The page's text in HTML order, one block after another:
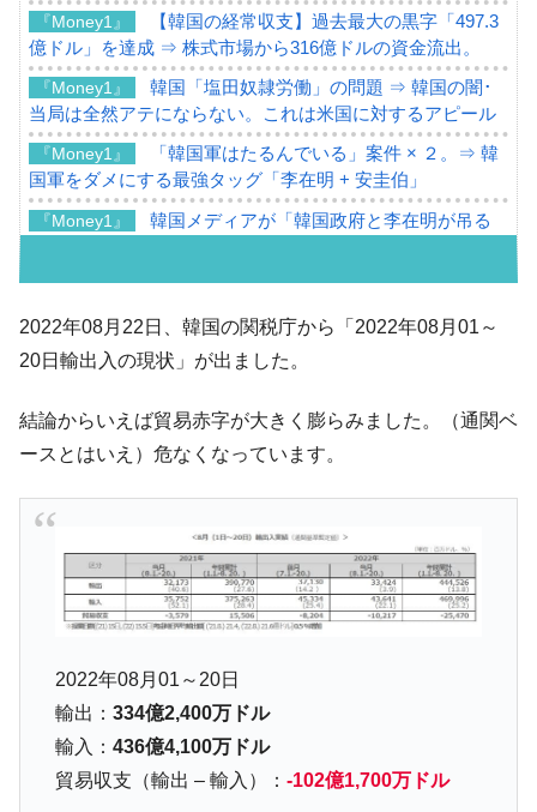
『Money1』
【韓国の経常収支】過去最大の黒字「497.3
億ドル」を達成 ⇒ 株式市場から316億ドルの資金流出。
『Money1』
韓国「塩田奴隷労働」の問題 ⇒ 韓国の闇･
当局は全然アテにならない。これは米国に対するアピール
『Money1』
「韓国軍はたるんでいる」案件 × ２。⇒ 韓
国軍をダメにする最強タッグ「李在明 + 安圭伯」
『Money1』
韓国メディアが「韓国政府と李在明が吊る
『Money1』
韓国07月･物価指数「2.8％」に低下 ⇒ 実は
コアコアは上がった。
『Money1』
韓国･猛暑でソウル市全域「猛暑重大警報」
『Money1』
【日本市場再挑戦中】韓国『現代自動車』
07月販売台数は去年のほぼ半分「71台」しか売れなかっ
た。『起亜』は9台だけ
『Money1』
ても」⇒ 257万人赦免したのに60万人がまた延滞者に転
『Money1』
韓国K9専用砲弾･装薬自動供給装甲車両･珍
兵器「K10」が改良に乗り出す。
『Money1』
韓国「2026年07月の輸出入」絶好調。半導
『Money1』
韓国･李在明「青年層の雇用状況が悪い。せ
や、若者に起業させよう」⇒ どんな雇用対策だソレ。
2022年08月22日、韓国の関税庁から「2022年08月01～
20日輸出入の現状」が出ました。
結論からいえば貿易赤字が大きく膨らみました。（通関ベ
ースとはいえ）危なくなっています。
2022年08月01～20日
輸出： 334億2,400万ドル
輸入： 436億4,100万ドル
貿易収支（輸出 – 輸入）： -102億1,700万ドル